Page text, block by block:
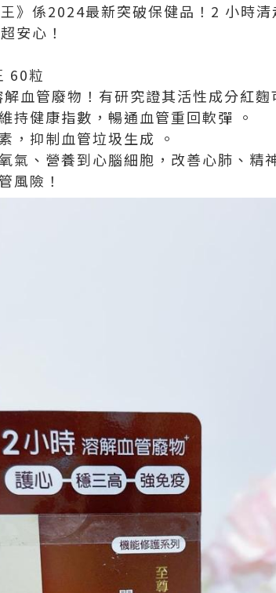
》係2024最新突破保健品！2 小時
安心！
60粒
血管廢物！有研究證其活性成分紅麴
持健康指數，暢通血管重回軟彈 。
，抑制血管垃圾生成 。
氣、營養到心腦細胞，改善心肺、精
風險！